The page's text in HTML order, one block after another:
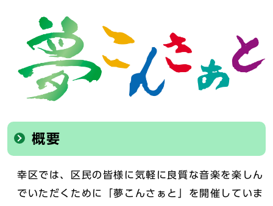
概要
幸区では、区民の皆様に気軽に良質な音楽を楽しん
でいただくために「夢こんさぁと」を開催していま